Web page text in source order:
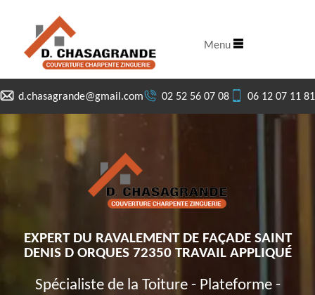
d.chasagrande@gmail.com 02 52 56 07 08 06 12 07 11 81
Menu
EXPERT DU RAVALEMENT DE FAÇADE SAINT
DENIS D ORQUES 72350 TRAVAIL APPLIQUÉ
Spécialiste de la Toiture - Plateforme -